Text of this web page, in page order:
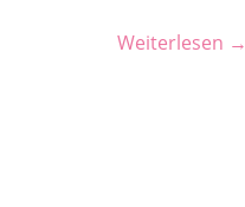
Weiterlesen →